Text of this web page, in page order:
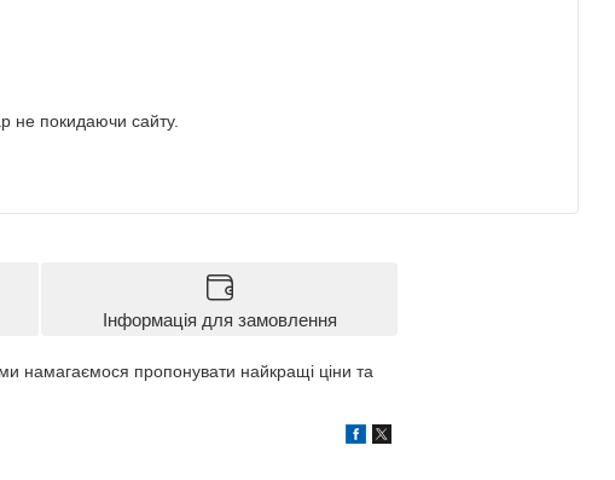
не покидаючи сайту.
Інформація для замовлення
намагаємося пропонувати найкращі ціни та